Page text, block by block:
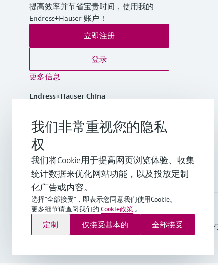
提高效率并节省宝贵时间，使用我的
Endress+Hauser 账户！
立即注册
登录
更多信息
Endress+Hauser China
+86-21-2403 9600
info.cn@endress.com
Endress+Hauser Group Services AG ©版权所有
版本说明
使用条款数据保护通用条款与条件规范及营业
我们非常重视您的隐私
权
我们将Cookie用于提高网页浏览体验、收集
统计数据来优化网站功能，以及投放定制
化广告或内容。
选择“全部接受”，即表示您同意我们使用Cookie。
更多细节请查阅我们的 Cookie政策 。
定制 仅接受基本的 全部接受